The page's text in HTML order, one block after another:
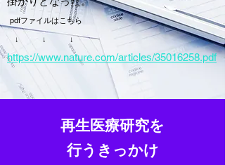
pdfファイルはこちら
↓ ↓ ↓
https://www.nature.com/articles/35016258.pdf
再生医療研究を
行うきっかけ